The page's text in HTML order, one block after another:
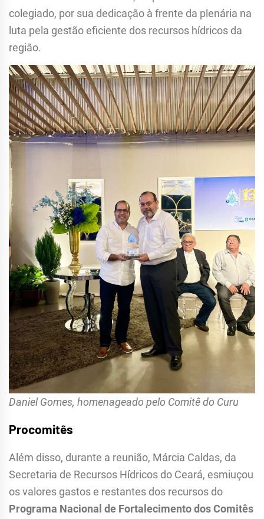
colegiado, por sua dedicação à frente da plenária na
luta pela gestão eficiente dos recursos hídricos da
região.
Daniel Gomes, homenageado pelo Comitê do Curu
Procomitês
Além disso, durante a reunião, Márcia Caldas, da
Secretaria de Recursos Hídricos do Ceará, esmiuçou
os valores gastos e restantes dos recursos do
Programa Nacional de Fortalecimento dos Comitês